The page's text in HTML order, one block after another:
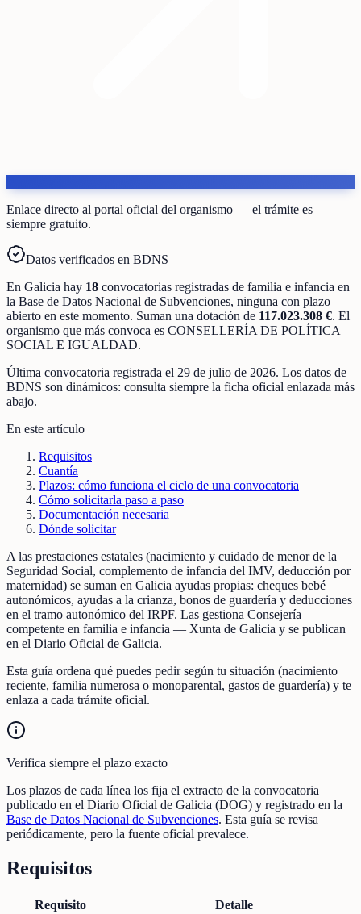
Enlace directo al portal oficial del organismo — el trámite es
siempre gratuito.
Datos verificados en BDNS
En Galicia hay 18 convocatorias registradas de familia e infancia en
la Base de Datos Nacional de Subvenciones, ninguna con plazo
abierto en este momento. Suman una dotación de 117.023.308 €. El
organismo que más convoca es CONSELLERÍA DE POLÍTICA
SOCIAL E IGUALDAD.
Última convocatoria registrada el 29 de julio de 2026. Los datos de
BDNS son dinámicos: consulta siempre la ficha oficial enlazada más
abajo.
En este artículo
Requisitos
Cuantía
Plazos: cómo funciona el ciclo de una convocatoria
Cómo solicitarla paso a paso
Documentación necesaria
Dónde solicitar
A las prestaciones estatales (nacimiento y cuidado de menor de la
Seguridad Social, complemento de infancia del IMV, deducción por
maternidad) se suman en Galicia ayudas propias: cheques bebé
autonómicos, ayudas a la crianza, bonos de guardería y deducciones
en el tramo autonómico del IRPF. Las gestiona Consejería
competente en familia e infancia — Xunta de Galicia y se publican
en el Diario Oficial de Galicia.
Esta guía ordena qué puedes pedir según tu situación (nacimiento
reciente, familia numerosa o monoparental, gastos de guardería) y te
enlaza a cada trámite oficial.
Verifica siempre el plazo exacto
Los plazos de cada línea los fija el extracto de la convocatoria
publicado en el Diario Oficial de Galicia (DOG) y registrado en la
Base de Datos Nacional de Subvenciones. Esta guía se revisa
periódicamente, pero la fuente oficial prevalece.
Requisitos
Requisito Detalle